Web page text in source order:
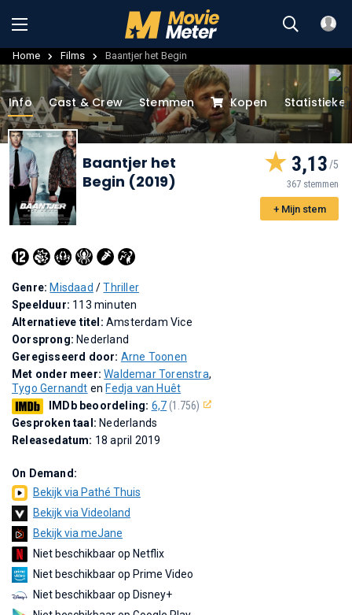
Home Films Baantjer het Begin
Info Cast & Crew Stemmen Kopen
Baantjer het
Begin (2019)
3,13
367 stemmen
+ Mijn stem
Genre: Misdaad /Thriller
Speelduur: 113 minuten
Alternatieve titel: Amsterdam Vice
Oorsprong: Nederland
Geregisseerd door: Arne Toonen
Met onder meer:Waldemar Torenstra,
Tygo Gernandt en Fedja van Huêt
IMDb beoordeling: 6,7(1.756)
Gesproken taal: Nederlands
Releasedatum: 18 april 2019
On Demand:
Bekijk via Pathé Thuis
Bekijk via Videoland
Bekijk via meJane
Niet beschikbaar op Netflix
Niet beschikbaar op Prime Video
Niet beschikbaar op Disney+